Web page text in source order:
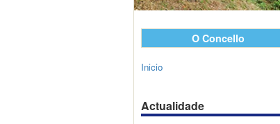
O Concello
Inicio
Actualidade